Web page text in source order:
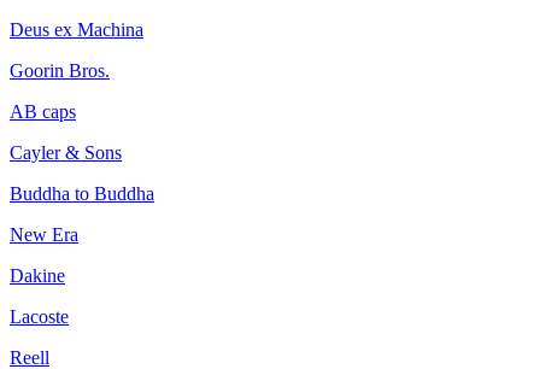
Deus ex Machina
Goorin Bros.
AB caps
Cayler & Sons
Buddha to Buddha
New Era
Dakine
Lacoste
Reell